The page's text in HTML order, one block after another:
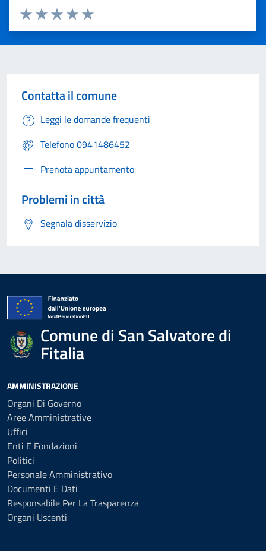
Valuta 5 stelle su 5
Valuta 4 stelle su 5
Valuta 3 stelle su 5
Valuta 2 stelle su 5
Valuta 1 stelle su 5
Contatta il comune
Leggi le domande frequenti
Telefono 0941486452
Prenota appuntamento
Problemi in città
Segnala disservizio
Comune di San Salvatore di
Fitalia
AMMINISTRAZIONE
Organi Di Governo
Aree Amministrative
Uffici
Enti E Fondazioni
Politici
Personale Amministrativo
Documenti E Dati
Responsabile Per La Trasparenza
Organi Uscenti